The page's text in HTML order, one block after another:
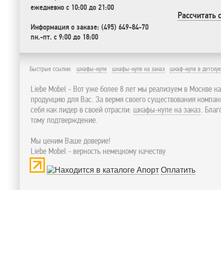
ежедневно с 10:00 до 21:00
Информация о заказе: (495) 649-84-70
пн.-пт. с 9:00 до 18:00
Быстрые ссылки: шкафы-купе шкафы-купе на заказ шкаф-купе в
Liebe Mobel - Вот уже более 8 лет мы реализуем в Москве
продукцию для Вас. За вермя своего существования
себя как лидер в своей отрасли: шкафы-купе на заказ.
тому подтверждение.
Мы ценим Ваше доверие!
Liebe Mobel - верность немецкому качеству
Оплатить